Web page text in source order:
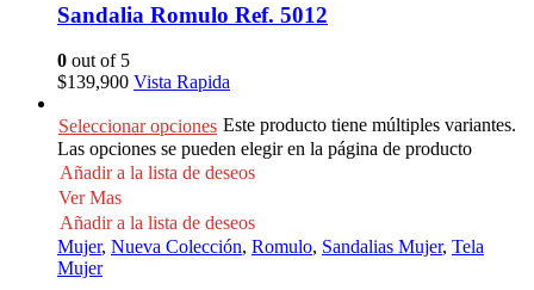
Sandalia Romulo Ref. 5012
0 out of 5
$139,900 Vista Rapida
Seleccionar opciones Este producto tiene múltiples variantes.
Las opciones se pueden elegir en la página de producto
Añadir a la lista de deseos
Ver Mas
Añadir a la lista de deseos
Mujer, Nueva Colección, Romulo, Sandalias Mujer, Tela
Mujer